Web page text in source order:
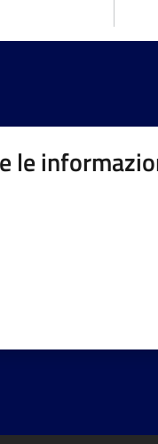
le